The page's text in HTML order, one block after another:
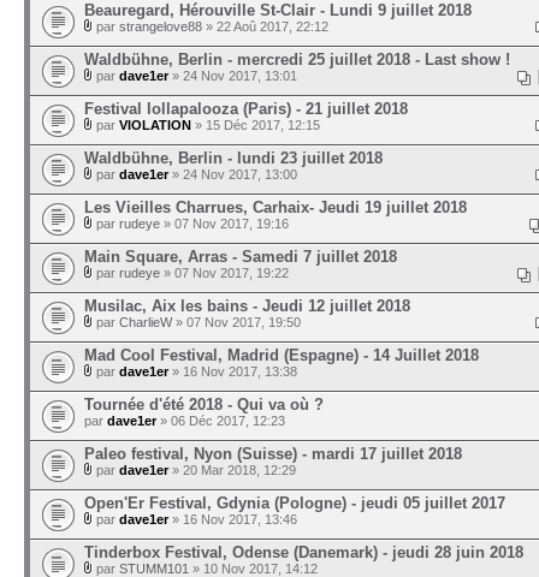
Beauregard, Hérouville St-Clair - Lundi 9 juillet 2018
par strangelove88 » 22 Aoû 2017, 22:12
Waldbühne, Berlin - mercredi 25 juillet 2018 - Last show !
par dave1er» 24 Nov 2017, 13:01
Festival lollapalooza (Paris) - 21 juillet 2018
par VIOLATION » 15 Déc 2017, 12:15
Waldbühne, Berlin - lundi 23 juillet 2018
par dave1er» 24 Nov 2017, 13:00
Les Vieilles Charrues, Carhaix- Jeudi 19 juillet 2018
par rudeye » 07 Nov 2017, 19:16
Main Square, Arras - Samedi 7 juillet 2018
par rudeye » 07 Nov 2017, 19:22
Musilac, Aix les bains - Jeudi 12 juillet 2018
par CharlieW» 07 Nov 2017, 19:50
Mad Cool Festival, Madrid (Espagne) - 14 Juillet 2018
par dave1er» 16 Nov 2017, 13:38
Tournée d'été 2018 - Qui va où ?
par dave1er» 06 Déc 2017, 12:23
Paleo festival, Nyon (Suisse) - mardi 17 juillet 2018
par dave1er» 20 Mar 2018, 12:29
Open'Er Festival, Gdynia (Pologne) - jeudi 05 juillet 2017
par dave1er» 16 Nov 2017, 13:46
Tinderbox Festival, Odense (Danemark) - jeudi 28 juin 2018
par STUMM101 » 10 Nov 2017, 14:12